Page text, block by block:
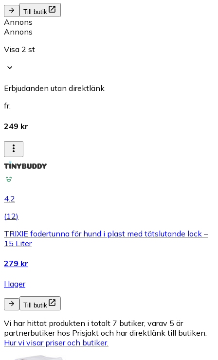
Till butik
Annons
Annons
Visa 2 st
Erbjudanden utan direktlänk
fr.
249 kr
4.2
(12)
TRIXIE fodertunna för hund i plast med tätslutande lock –
15 Liter
279 kr
I lager
Till butik
Vi har hittat produkten i totalt 7 butiker, varav 5 är
partnerbutiker hos Prisjakt och har direktlänk till butiken.
Hur vi visar priser och butiker.